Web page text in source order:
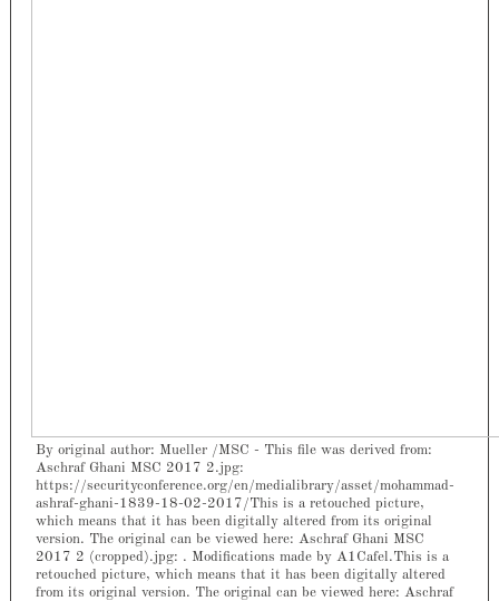
By original author: Mueller /MSC - This file was derived from:
Aschraf Ghani MSC 2017 2.jpg:
https://securityconference.org/en/medialibrary/asset/mohammad-
ashraf-ghani-1839-18-02-2017/This is a retouched picture,
which means that it has been digitally altered from its original
version. The original can be viewed here: Aschraf Ghani MSC
2017 2 (cropped).jpg: . Modifications made by A1Cafel.This is a
retouched picture, which means that it has been digitally altered
from its original version. The original can be viewed here: Aschraf